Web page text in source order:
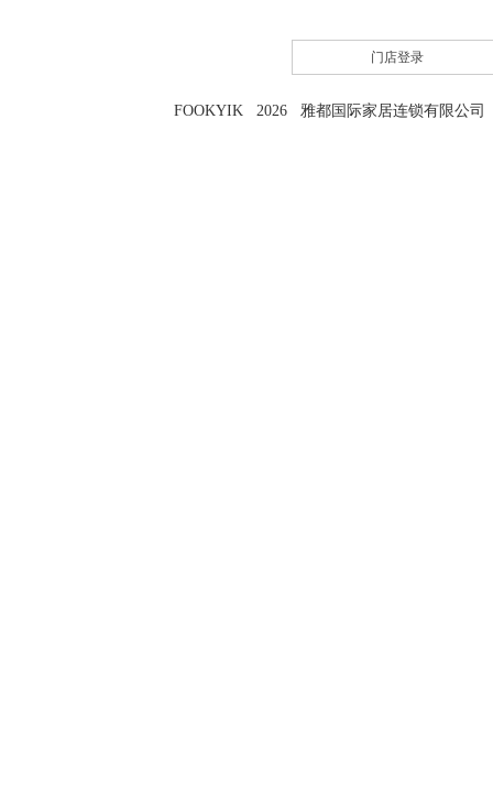
门店登录
FOOKYIK 2026 雅都国际家居连锁有限公司